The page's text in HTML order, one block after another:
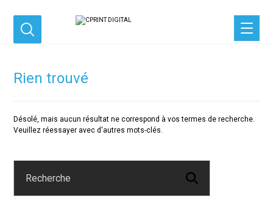
Rien trouvé
Désolé, mais aucun résultat ne correspond à vos termes de recherche.
Veuillez réessayer avec d'autres mots-clés.